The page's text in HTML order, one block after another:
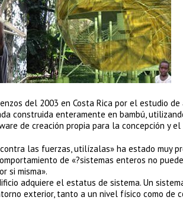
del 2003 en Costa Rica por el estudio
construida enteramente en bambú,
de creación propia para la concepción y el
las fuerzas, utilízalas» ha estado muy
de «?sistemas enteros no
si misma».
adquiere el estatus de sistema. Un
exterior, tanto a un nivel físico como de